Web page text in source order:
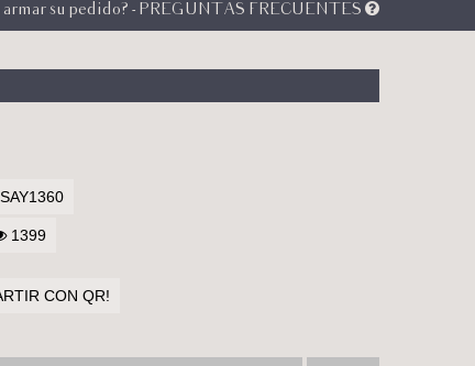
armar su pedido? - PREGUNTAS FRECUENTES
SAY1360
1399
CON QR!